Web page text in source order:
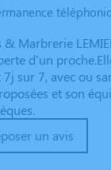
Marbrerie
d'un
sur 7, avec ou
et son
un avis